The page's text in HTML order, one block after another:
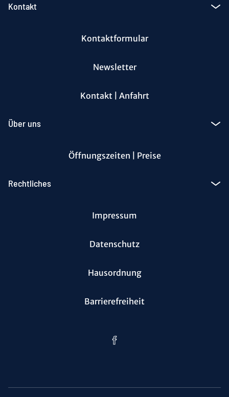
Kontakt
Kontaktformular
Newsletter
Kontakt | Anfahrt
Über uns
Öffnungszeiten | Preise
Rechtliches
Impressum
Datenschutz
Hausordnung
Barrierefreiheit